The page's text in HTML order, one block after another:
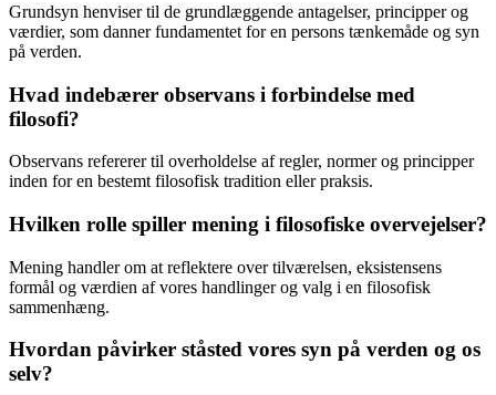
Grundsyn henviser til de grundlæggende antagelser, principper og
værdier, som danner fundamentet for en persons tænkemåde og syn
på verden.
Hvad indebærer observans i forbindelse med
filosofi?
Observans refererer til overholdelse af regler, normer og principper
inden for en bestemt filosofisk tradition eller praksis.
Hvilken rolle spiller mening i filosofiske overvejelser?
Mening handler om at reflektere over tilværelsen, eksistensens
formål og værdien af vores handlinger og valg i en filosofisk
sammenhæng.
Hvordan påvirker ståsted vores syn på verden og os
selv?